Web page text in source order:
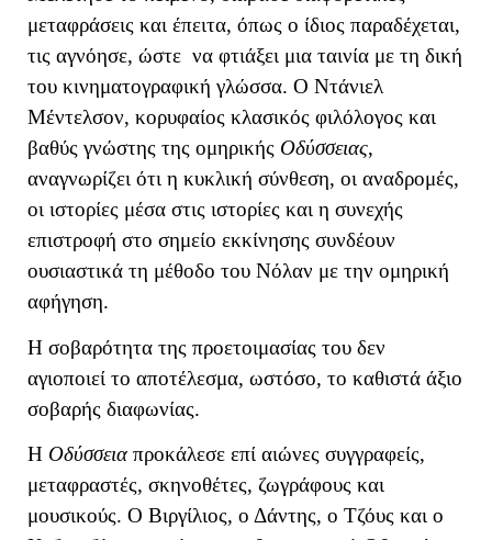
μεταφράσεις και έπειτα, όπως ο ίδιος παραδέχεται,
τις αγνόησε, ώστε να φτιάξει μια ταινία με τη δική
του κινηματογραφική γλώσσα. Ο Ντάνιελ
Μέντελσον, κορυφαίος κλασικός φιλόλογος και
βαθύς γνώστης της ομηρικής Οδύσσειας,
αναγνωρίζει ότι η κυκλική σύνθεση, οι αναδρομές,
οι ιστορίες μέσα στις ιστορίες και η συνεχής
επιστροφή στο σημείο εκκίνησης συνδέουν
ουσιαστικά τη μέθοδο του Νόλαν με την ομηρική
αφήγηση.
Η σοβαρότητα της προετοιμασίας του δεν
αγιοποιεί το αποτέλεσμα, ωστόσο, το καθιστά άξιο
σοβαρής διαφωνίας.
Η Οδύσσειαπροκάλεσε επί αιώνες συγγραφείς,
μεταφραστές, σκηνοθέτες, ζωγράφους και
μουσικούς. Ο Βιργίλιος, ο Δάντης, ο Τζόυς και ο